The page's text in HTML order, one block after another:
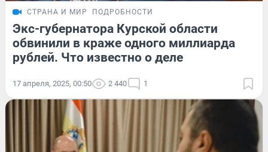
СТРАНА И МИР ПОДРОБНОСТИ
Экс-губернатора Курской области
обвинили в краже одного миллиарда
рублей. Что известно о деле
17 апреля, 2025, 00:50 2 440 1